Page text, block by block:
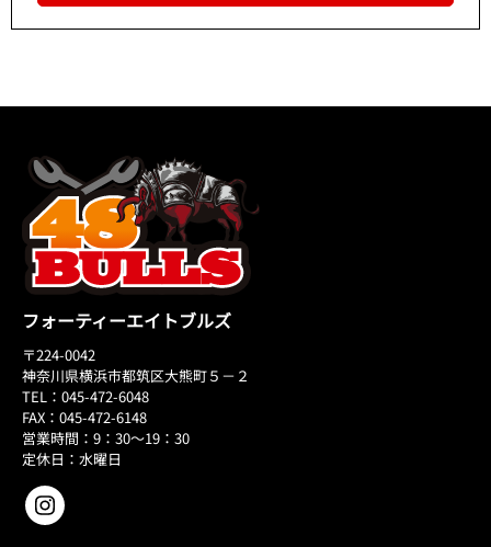
フォーティーエイトブルズ
〒224-0042
神奈川県横浜市都筑区大熊町５－２
TEL：045-472-6048
FAX：045-472-6148
営業時間：9：30～19：30
定休日：水曜日